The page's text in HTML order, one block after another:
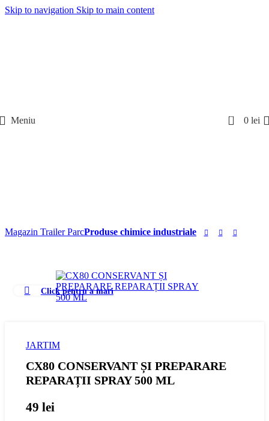
Skip to navigation Skip to main content
Meniu 0 0 lei
Magazin Trailer ParcProduse chimice industriale
Click pentru a mari
JARTIM
CX80 CONSERVANT ȘI PREPARARE
REPARAȚII SPRAY 500 ML
49 lei